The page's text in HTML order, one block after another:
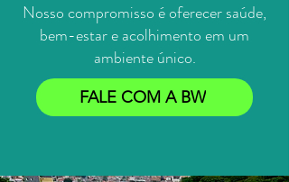
Nosso compromisso é oferecer saúde,
bem-estar e acolhimento em um
ambiente único.
FALE COM A BW